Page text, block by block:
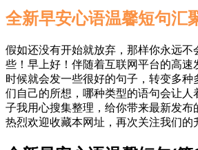
全新早安心语温馨短句汇
假如还没有开始就放弃，那样你永远不
些！早上好！伴随着互联网平台的高速
时候就会发一些很好的句子，转变多种
们自己的所想，哪种类型的语句会让人
子我用心搜集整理，给你带来最新发布
热烈欢迎收藏本网址，再次关注我们的